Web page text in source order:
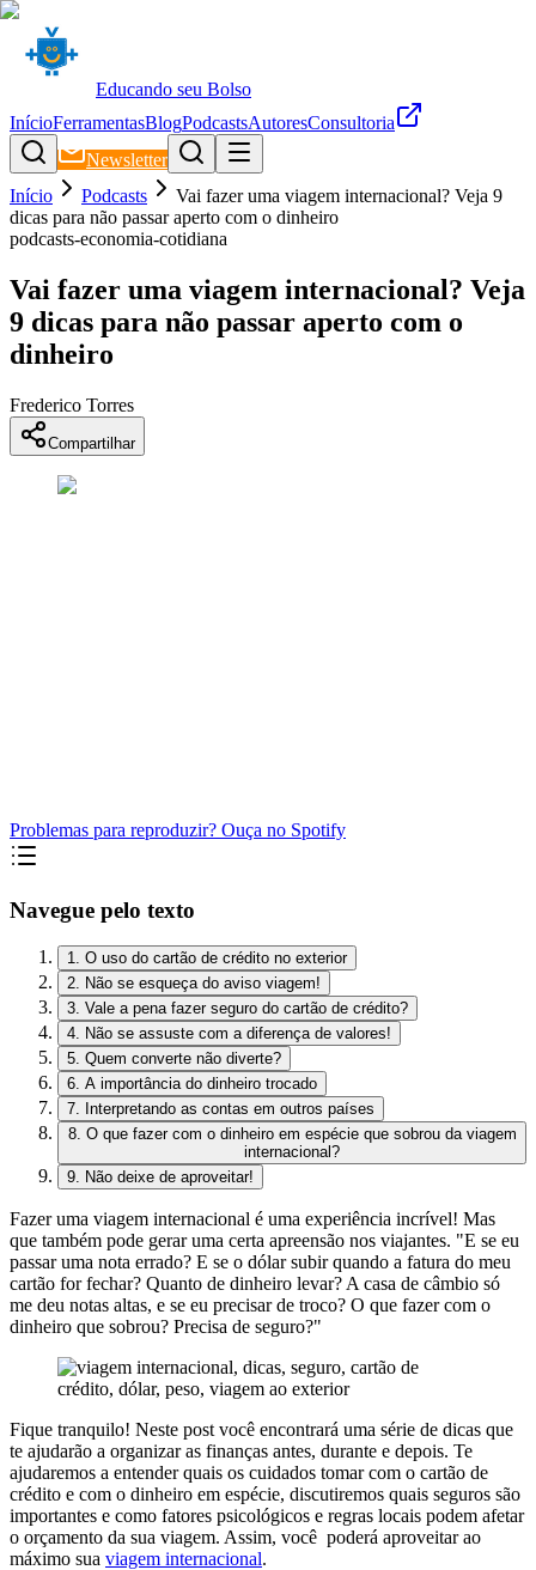
Educando seu Bolso
InícioFerramentasBlogPodcastsAutoresConsultoria
Newsletter
Início
Podcasts
Vai fazer uma viagem internacional? Veja 9
dicas para não passar aperto com o dinheiro
podcasts-economia-cotidiana
Vai fazer uma viagem internacional? Veja
9 dicas para não passar aperto com o
dinheiro
Frederico Torres
Compartilhar
Problemas para reproduzir? Ouça no Spotify
Navegue pelo texto
1. O uso do cartão de crédito no exterior
2. Não se esqueça do aviso viagem!
3. Vale a pena fazer seguro do cartão de crédito?
4. Não se assuste com a diferença de valores!
5. Quem converte não diverte?
6. A importância do dinheiro trocado
7. Interpretando as contas em outros países
8. O que fazer com o dinheiro em espécie que sobrou da viagem
internacional?
9. Não deixe de aproveitar!
Fazer uma viagem internacional é uma experiência incrível! Mas
que também pode gerar uma certa apreensão nos viajantes. "E se eu
passar uma nota errado? E se o dólar subir quando a fatura do meu
cartão for fechar? Quanto de dinheiro levar? A casa de câmbio só
me deu notas altas, e se eu precisar de troco? O que fazer com o
dinheiro que sobrou? Precisa de seguro?"
Fique tranquilo! Neste post você encontrará uma série de dicas que
te ajudarão a organizar as finanças antes, durante e depois. Te
ajudaremos a entender quais os cuidados tomar com o cartão de
crédito e com o dinheiro em espécie, discutiremos quais seguros são
importantes e como fatores psicológicos e regras locais podem afetar
o orçamento da sua viagem. Assim, você poderá aproveitar ao
máximo sua viagem internacional.